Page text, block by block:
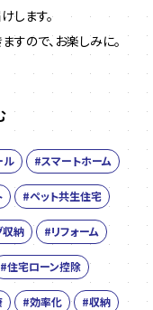
します。
すので、お楽しみに。
ル #スマートホーム
#ペット共生住宅
収納 #リフォーム
#住宅ローン控除
#効率化 #収納